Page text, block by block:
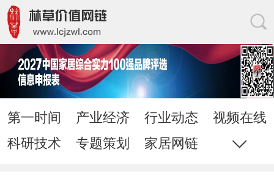
第一时间 产业经济 行业动态
视频在线
科研技术
专题策划 家居网链
网站地图